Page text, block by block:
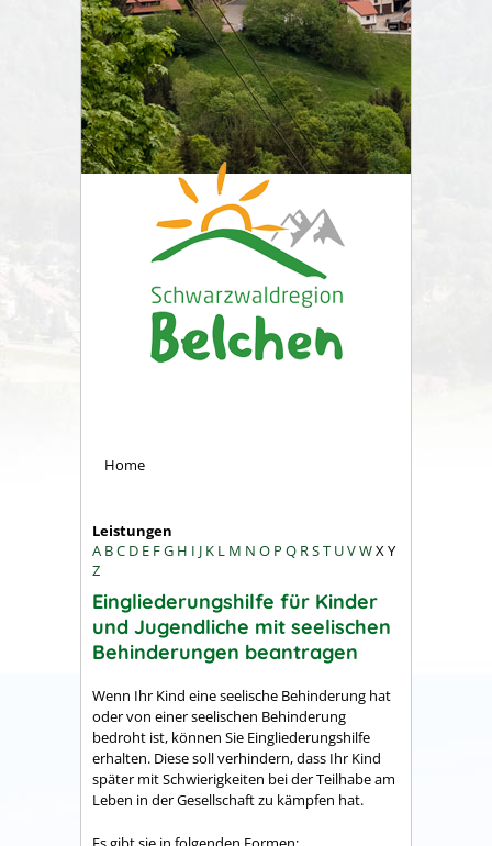
Home
Leistungen
A BC D E FG H I J K L M N O P Q RST UVWXY
Z
Eingliederungshilfe für Kinder
und Jugendliche mit seelischen
Behinderungen beantragen
Wenn Ihr Kind eine seelische Behinderung hat
oder von einer seelischen Behinderung
bedroht ist, können Sie Eingliederungshilfe
erhalten. Diese soll verhindern, dass Ihr Kind
später mit Schwierigkeiten bei der Teilhabe am
Leben in der Gesellschaft zu kämpfen hat.